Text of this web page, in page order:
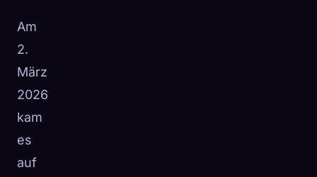
Am
2.
März
2026
kam
es
auf